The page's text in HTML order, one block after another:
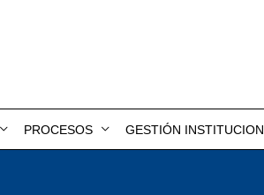
PROCESOS GESTIÓN